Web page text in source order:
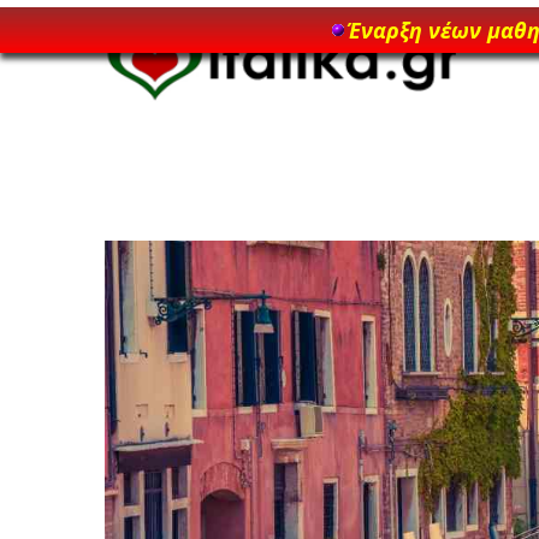
Έναρξη νέων